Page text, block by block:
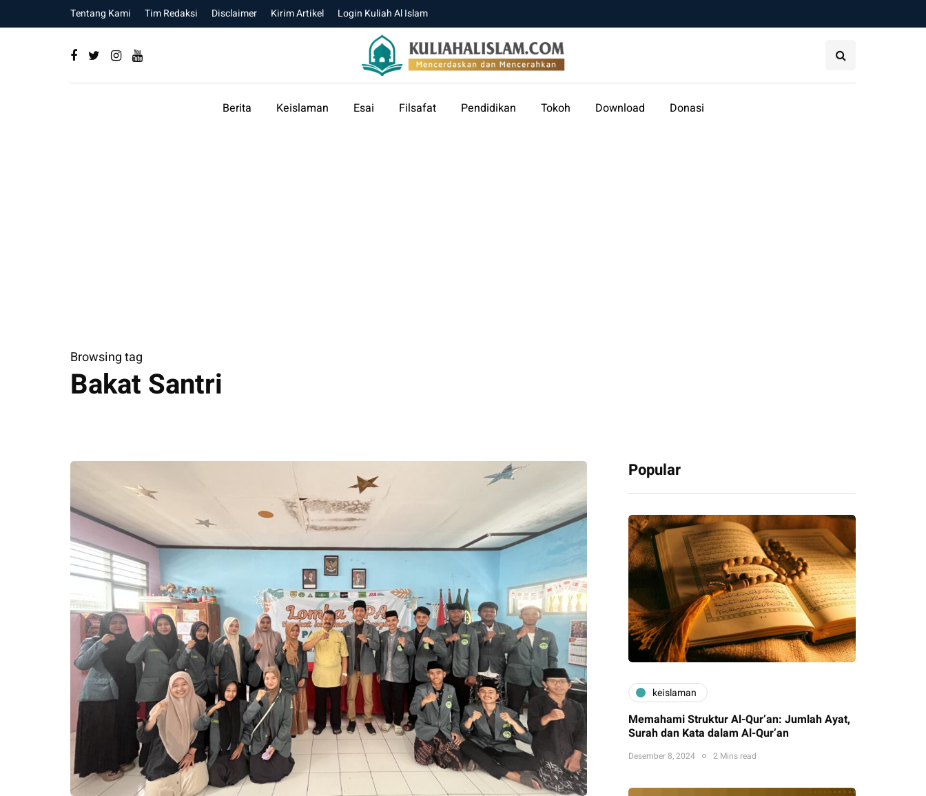
Tentang Kami Tim Redaksi Disclaimer Kirim Artikel Login Kuliah Al Islam
Berita Keislaman Esai Filsafat Pendidikan Tokoh Download Donasi
Browsing tag
Bakat Santri
Popular
keislaman
Memahami Struktur Al-Qur’an: Jumlah Ayat,
Surah dan Kata dalam Al-Qur’an
Desember 8, 2024 2 Mins read